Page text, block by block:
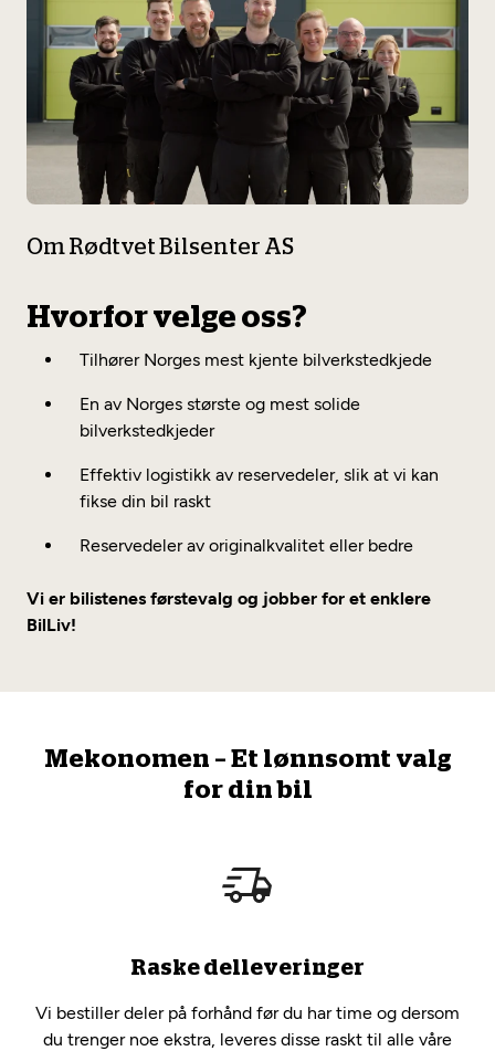
MekoTest Bruktbil
MekoTest Garantiutløp
MekoTest Leasing retur
Annet
MekoTest Lynbil (bruktbiltest)
Om Rødtvet Bilsenter AS
Hvorfor velge oss?
Tilhører Norges mest kjente bilverkstedkjede
En av Norges største og mest solide
bilverkstedkjeder
Effektiv logistikk av reservedeler, slik at vi kan
fikse din bil raskt
Reservedeler av originalkvalitet eller bedre
Vi er bilistenes førstevalg og jobber for et enklere
BilLiv!
Mekonomen – Et lønnsomt valg
for din bil
Raske delleveringer
Vi bestiller deler på forhånd før du har time og dersom
du trenger noe ekstra, leveres disse raskt til alle våre